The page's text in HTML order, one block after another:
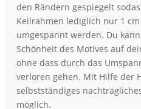
den Rändern gespiegelt
Keilrahmen lediglich nur 1
umgespannt werden. Du
Schönheit des Motives auf
ohne dass durch das
verloren gehen. Mit Hilfe der
selbstständiges
möglich.